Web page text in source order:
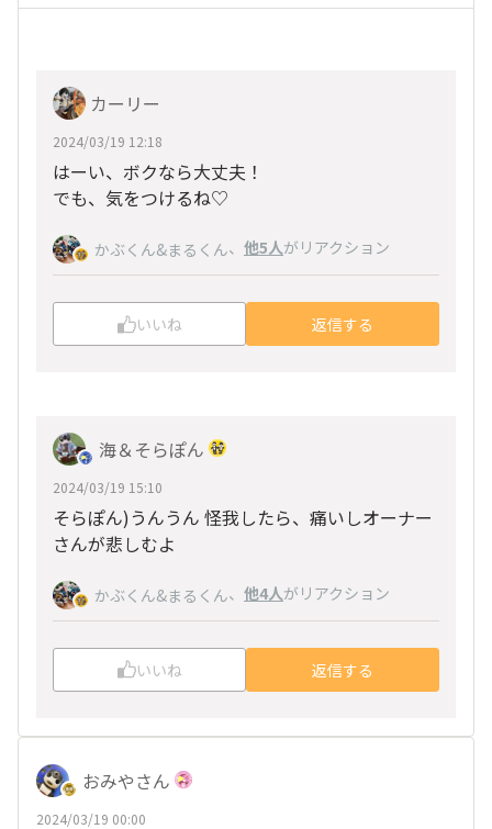
カーリー
2024/03/19 12:18
はーい、ボクなら大丈夫！
でも、気をつけるね♡
かぶくん&まるくん、 他5人がリアクション
いいね 返信する
海＆そらぽん
2024/03/19 15:10
そらぽん)うんうん 怪我したら、痛いしオーナー
さんが悲しむよ
かぶくん&まるくん、 他4人がリアクション
いいね 返信する
おみやさん
2024/03/19 00:00